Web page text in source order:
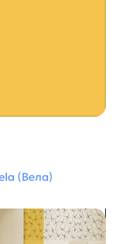
(Вела)